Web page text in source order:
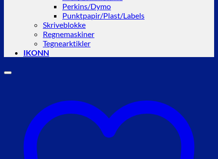
Perkins/Dymo
Punktpapir/Plast/Labels
Skriveblokke
Regnemaskiner
Tegnearktikler
IKONN